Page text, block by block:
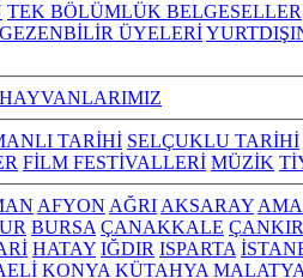
TEK BÖLÜMLÜK BELGESELLER
ÜYELERİ
TARİHİ SELÇUKLU TARİHİ
FİLM FESTİVALLERİ MÜZİK
AFYON AĞRI AKSARAY
BURSA ÇANAKKALE
HATAY IĞDIR ISPARTA
KONYA KÜTAHYA MALATYA